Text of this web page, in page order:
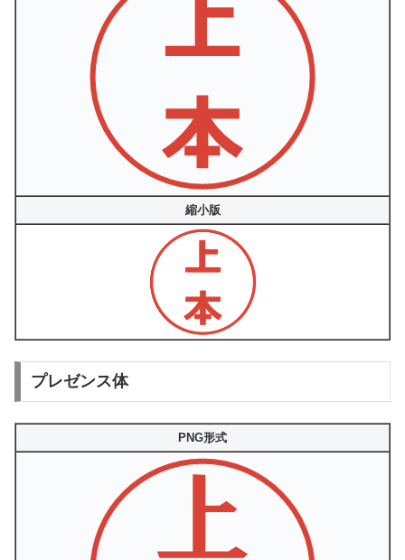
縮小版
プレゼンス体
PNG形式